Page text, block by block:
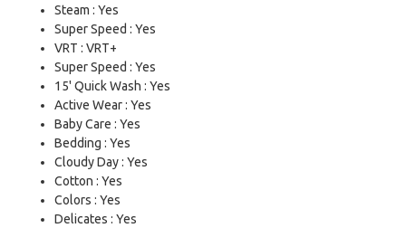
Steam : Yes
Super Speed : Yes
VRT : VRT+
Super Speed : Yes
15' Quick Wash : Yes
Active Wear : Yes
Baby Care : Yes
Bedding : Yes
Cloudy Day : Yes
Cotton : Yes
Colors : Yes
Delicates : Yes